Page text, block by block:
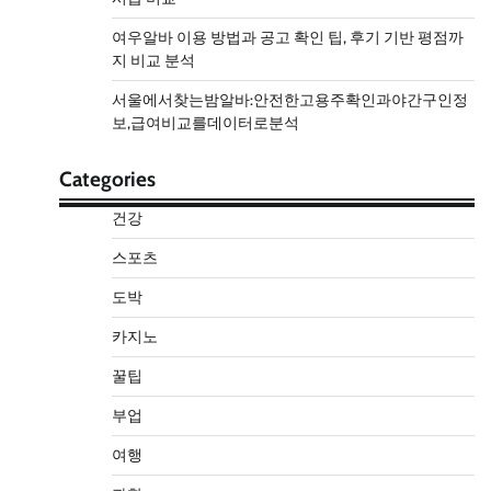
여우알바 이용 방법과 공고 확인 팁, 후기 기반 평점까
지 비교 분석
서울에서찾는밤알바:안전한고용주확인과야간구인정
보,급여비교를데이터로분석
Categories
건강
스포츠
도박
카지노
꿀팁
부업
여행